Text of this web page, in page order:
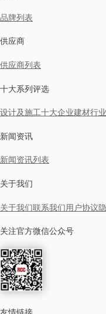
品牌列表
供应商
供应商列表
十大系列评选
设计及施工十大企业建材行
新闻资讯
新闻资讯列表
关于我们
关于我们联系我们用户协议
关注官方微信公众号
友情链接